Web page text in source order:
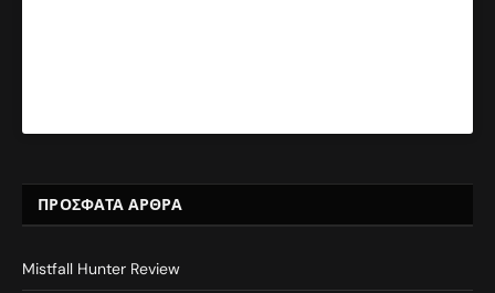
ΠΡΌΣΦΑΤΑ ΆΡΘΡΑ
Mistfall Hunter Review